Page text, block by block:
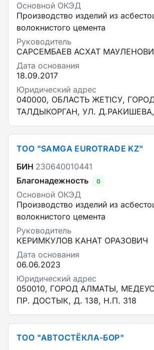
Основной ОКЭД
Производство изделий из
волокнистого цемента
Руководитель
САРСЕМБАЕВ АСХАТ
Дата основания
18.09.2017
Юридический адрес
040000, ОБЛАСТЬ ЖЕТІСУ,
ТАЛДЫКОРГАН, УЛ. Д.РАКИШЕВА,
ТОО "SAMGA EUROTRADE KZ"
БИН 230640010441
Благонадежность
0
Основной ОКЭД
Производство изделий из
волокнистого цемента
Руководитель
КЕРИМКУЛОВ КАНАТ ОРАЗОВИЧ
Дата основания
06.06.2023
Юридический адрес
050010, ГОРОД АЛМАТЫ,
ПР. ДОСТЫК, Д. 138, Н.П. 318
ТОО "АВТОСТЁКЛА-БОР"